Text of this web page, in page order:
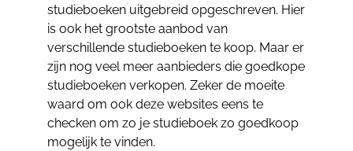
studieboeken uitgebreid opgeschreven. Hier
is ook het grootste aanbod van
verschillende studieboeken te koop. Maar er
zijn nog veel meer aanbieders die goedkope
studieboeken verkopen. Zeker de moeite
waard om ook deze websites eens te
checken om zo je studieboek zo goedkoop
mogelijk te vinden.